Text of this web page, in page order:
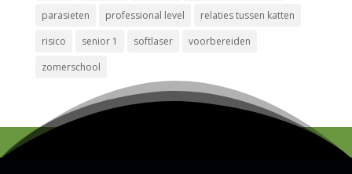
parasieten
professional level
relaties tussen katten
risico
senior 1 softlaser
voorbereiden
zomerschool